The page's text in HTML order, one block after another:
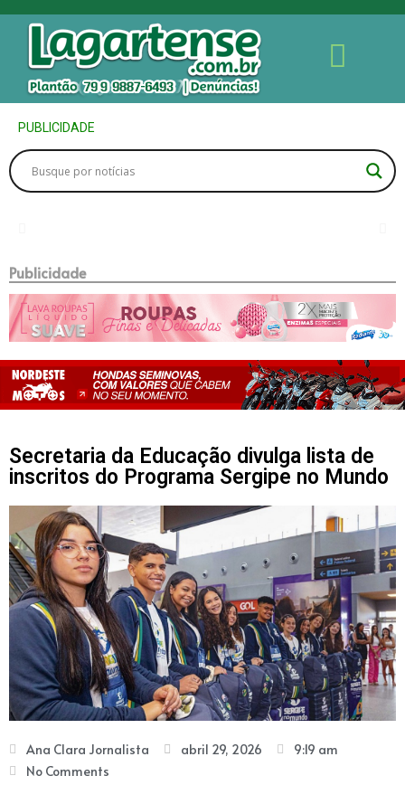
PUBLICIDADE
Publicidade
Secretaria da Educação divulga lista de
inscritos do Programa Sergipe no Mundo
Ana Clara Jornalista abril 29, 2026
9:19 am
No Comments